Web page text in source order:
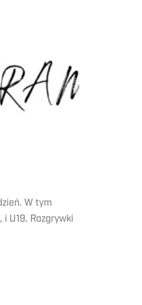
W tym
U19. Rozgrywki